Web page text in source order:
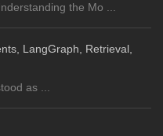
the Mo ...
LangGraph, Retrieval,
as ...